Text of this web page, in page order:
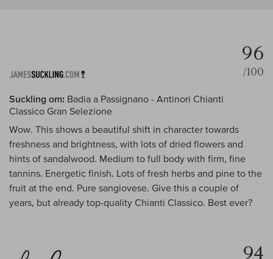
96
/100
Suckling om: Badia a Passignano - Antinori Chianti
Classico Gran Selezione
Wow. This shows a beautiful shift in character towards
freshness and brightness, with lots of dried flowers and
hints of sandalwood. Medium to full body with firm, fine
tannins. Energetic finish. Lots of fresh herbs and pine to the
fruit at the end. Pure sangiovese. Give this a couple of
years, but already top-quality Chianti Classico. Best ever?
94